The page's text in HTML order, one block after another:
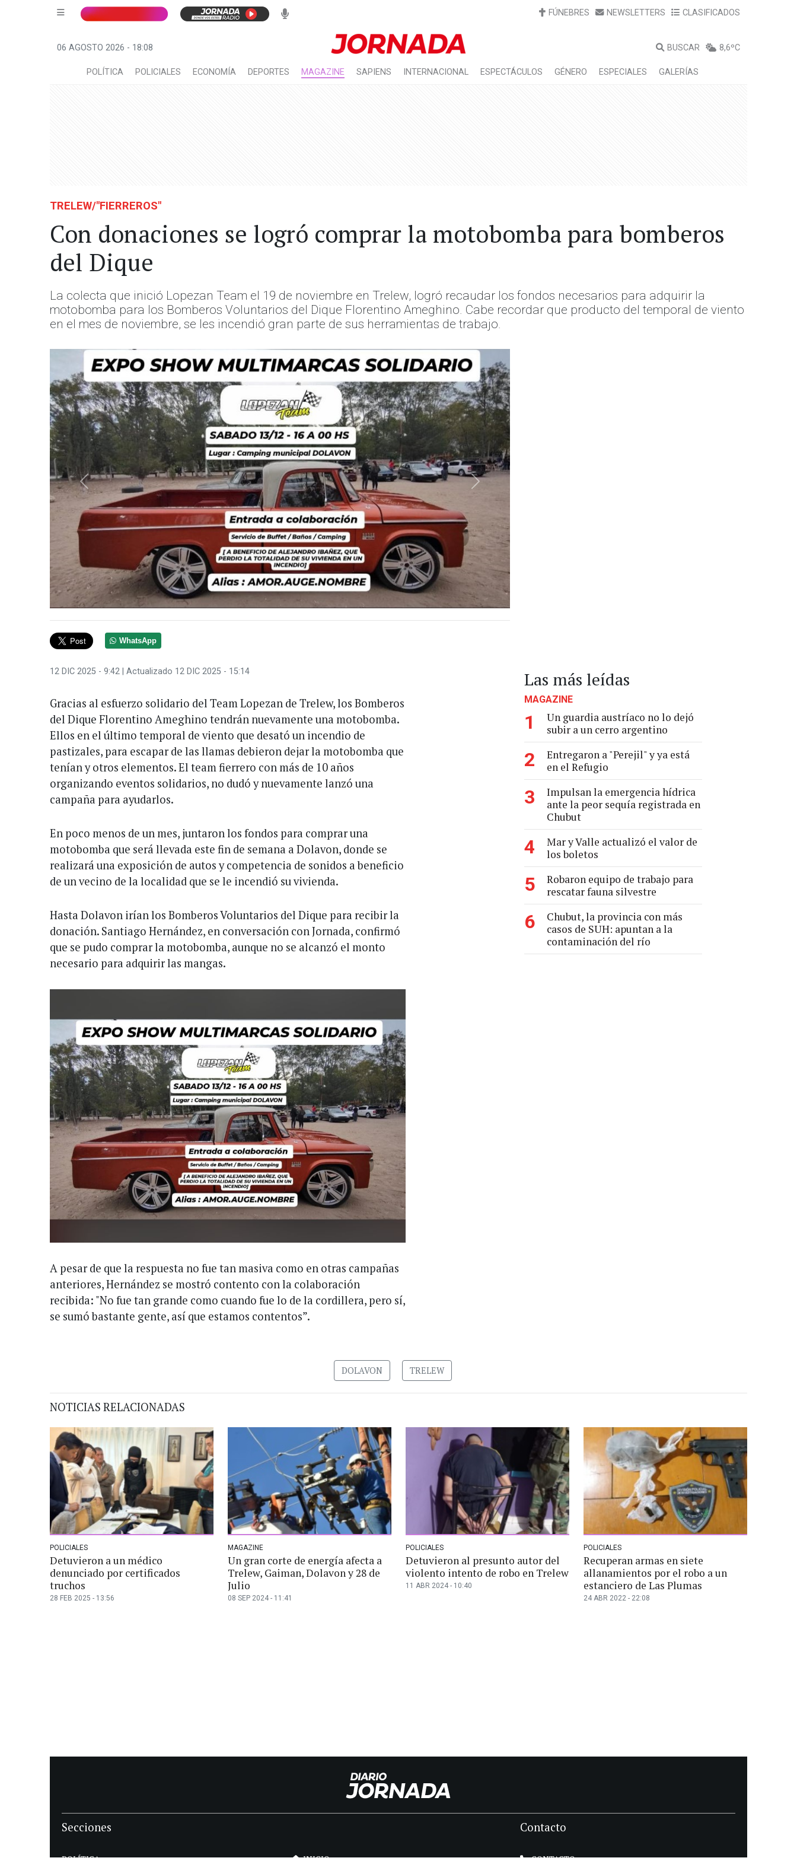
FÚNEBRES NEWSLETTERS CLASIFICADOS
06 AGOSTO 2026 - 18:08 BUSCAR 8,6ºC
POLÍTICA POLICIALES ECONOMÍA DEPORTES MAGAZINE SAPIENS INTERNACIONAL ESPECTÁCULOS GÉNERO ESPECIALES GALERÍAS
TRELEW/"FIERREROS"
Con donaciones se logró comprar la motobomba para bomberos
del Dique
La colecta que inició Lopezan Team el 19 de noviembre en Trelew, logró recaudar los fondos necesarios para adquirir la
motobomba para los Bomberos Voluntarios del Dique Florentino Ameghino. Cabe recordar que producto del temporal de viento
en el mes de noviembre, se les incendió gran parte de sus herramientas de trabajo.
Anterior Siguiente
WhatsApp
12 DIC 2025 - 9:42 | Actualizado 12 DIC 2025 - 15:14
Gracias al esfuerzo solidario del Team Lopezan de Trelew, los Bomberos
del Dique Florentino Ameghino tendrán nuevamente una motobomba.
Ellos en el último temporal de viento que desató un incendio de
pastizales, para escapar de las llamas debieron dejar la motobomba que
tenían y otros elementos. El team fierrero con más de 10 años
organizando eventos solidarios, no dudó y nuevamente lanzó una
campaña para ayudarlos.
En poco menos de un mes, juntaron los fondos para comprar una
motobomba que será llevada este fin de semana a Dolavon, donde se
realizará una exposición de autos y competencia de sonidos a beneficio
de un vecino de la localidad que se le incendió su vivienda.
Hasta Dolavon irían los Bomberos Voluntarios del Dique para recibir la
donación. Santiago Hernández, en conversación con Jornada, confirmó
que se pudo comprar la motobomba, aunque no se alcanzó el monto
necesario para adquirir las mangas.
A pesar de que la respuesta no fue tan masiva como en otras campañas
anteriores, Hernández se mostró contento con la colaboración
recibida: "No fue tan grande como cuando fue lo de la cordillera, pero sí,
se sumó bastante gente, así que estamos contentos”.
Las más leídas
MAGAZINE
1
Un guardia austríaco no lo dejó
subir a un cerro argentino
2
Entregaron a "Perejil" y ya está
en el Refugio
3
Impulsan la emergencia hídrica
ante la peor sequía registrada en
Chubut
4
Mar y Valle actualizó el valor de
los boletos
5
Robaron equipo de trabajo para
rescatar fauna silvestre
6
Chubut, la provincia con más
casos de SUH: apuntan a la
contaminación del río
DOLAVON TRELEW
NOTICIAS RELACIONADAS
POLICIALES
Detuvieron a un médico
denunciado por certificados
truchos
28 FEB 2025 - 13:56
MAGAZINE
Un gran corte de energía afecta a
Trelew, Gaiman, Dolavon y 28 de
Julio
08 SEP 2024 - 11:41
POLICIALES
Detuvieron al presunto autor del
violento intento de robo en Trelew
11 ABR 2024 - 10:40
POLICIALES
Recuperan armas en siete
allanamientos por el robo a un
estanciero de Las Plumas
24 ABR 2022 - 22:08
Secciones Contacto